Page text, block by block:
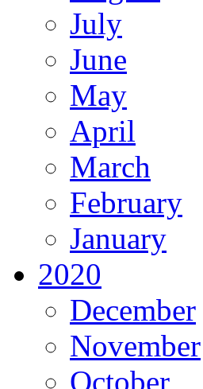
July
June
May
April
March
February
January
2020
December
November
October